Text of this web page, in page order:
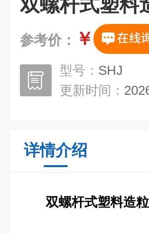
双螺杆式塑料
参考价： ￥
型号： SHJ
更新时间：
详情介绍
双螺杆式塑料造